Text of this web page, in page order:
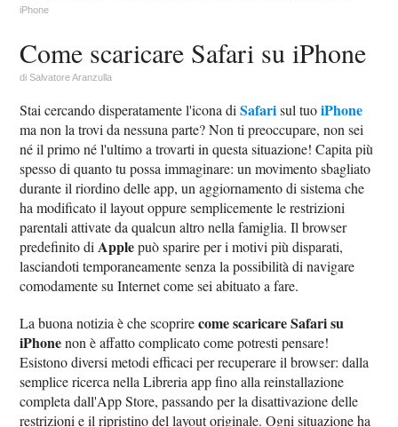
iPhone
Come scaricare Safari su iPhone
diSalvatore Aranzulla
Stai cercando disperatamente l'icona diSafarisul tuoiPhone
ma non la trovi da nessuna parte? Non ti preoccupare, non sei
né il primo né l'ultimo a trovarti in questa situazione! Capita più
spesso di quanto tu possa immaginare: un movimento sbagliato
durante il riordino delle app, un aggiornamento di sistema che
ha modificato il layout oppure semplicemente le restrizioni
parentali attivate da qualcun altro nella famiglia. Il browser
predefinito di Applepuò sparire per i motivi più disparati,
lasciandoti temporaneamente senza la possibilità di navigare
comodamente su Internet come sei abituato a fare.
La buona notizia è che scoprirecome scaricare Safari su
iPhonenon è affatto complicato come potresti pensare!
Esistono diversi metodi efficaci per recuperare il browser: dalla
semplice ricerca nella Libreria app fino alla reinstallazione
completa dall'App Store, passando per la disattivazione delle
restrizioni e il ripristino del layout originale. Ogni situazione ha